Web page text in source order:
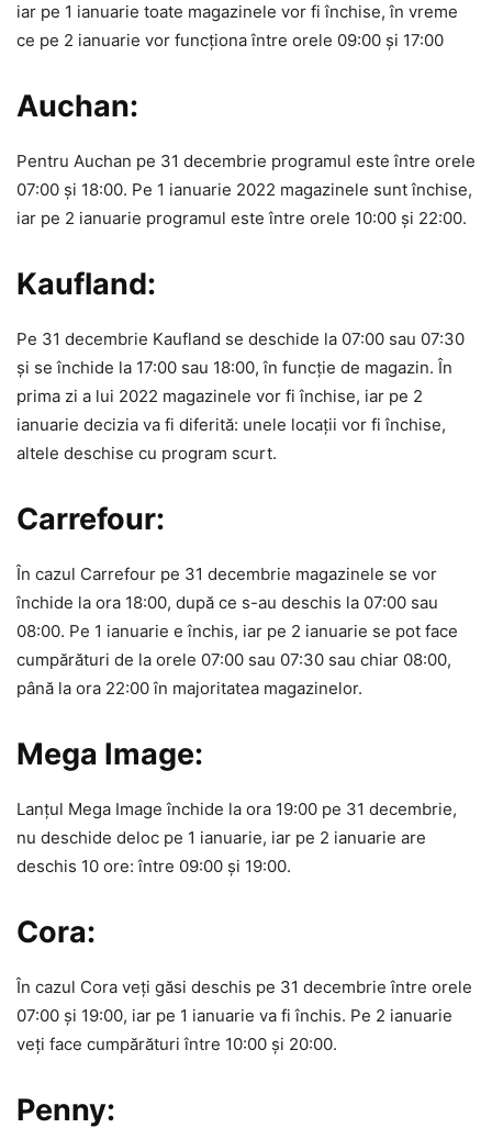
iar pe 1 ianuarie toate magazinele vor fi închise, în vreme
ce pe 2 ianuarie vor funcţiona între orele 09:00 şi 17:00
Auchan:
Pentru Auchan pe 31 decembrie programul este între orele
07:00 şi 18:00. Pe 1 ianuarie 2022 magazinele sunt închise,
iar pe 2 ianuarie programul este între orele 10:00 şi 22:00.
Kaufland:
Pe 31 decembrie Kaufland se deschide la 07:00 sau 07:30
şi se închide la 17:00 sau 18:00, în funcţie de magazin. În
prima zi a lui 2022 magazinele vor fi închise, iar pe 2
ianuarie decizia va fi diferită: unele locaţii vor fi închise,
altele deschise cu program scurt.
Carrefour:
În cazul Carrefour pe 31 decembrie magazinele se vor
închide la ora 18:00, după ce s-au deschis la 07:00 sau
08:00. Pe 1 ianuarie e închis, iar pe 2 ianuarie se pot face
cumpărături de la orele 07:00 sau 07:30 sau chiar 08:00,
până la ora 22:00 în majoritatea magazinelor.
Mega Image:
Lanţul Mega Image închide la ora 19:00 pe 31 decembrie,
nu deschide deloc pe 1 ianuarie, iar pe 2 ianuarie are
deschis 10 ore: între 09:00 şi 19:00.
Cora:
În cazul Cora veţi găsi deschis pe 31 decembrie între orele
07:00 şi 19:00, iar pe 1 ianuarie va fi închis. Pe 2 ianuarie
veţi face cumpărături între 10:00 şi 20:00.
Penny: